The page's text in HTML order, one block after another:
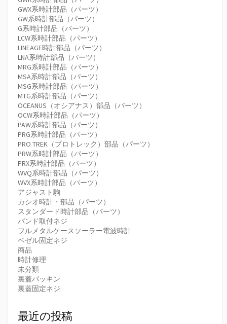
GWX系時計部品（パーツ）
GW系時計部品（パーツ）
G系時計部品（パーツ）
LCW系時計部品（パーツ）
LINEAGE時計部品（パーツ）
LNA系時計部品（パーツ）
MRG系時計部品（パーツ）
MSA系時計部品（パーツ）
MSG系時計部品（パーツ）
MTG系時計部品（パーツ）
OCEANUS（オシアナス）部品（パーツ）
OCW系時計部品（パーツ）
PAW系時計部品（パーツ）
PRG系時計部品（パーツ）
PRO TREK（プロトレック）部品（パーツ）
PRW系時計部品（パーツ）
PRX系時計部品（パーツ）
WVQ系時計部品（パーツ）
WVX系時計部品（パーツ）
アジャスト駒
カシオ時計・部品（パーツ）
スタンダード時計部品（パーツ）
バンド取付ネジ
フルメタルケースソーラー電波時計
ベゼル固定ネジ
商品
時計修理
未分類
裏蓋パッキン
裏蓋固定ネジ
最近の投稿